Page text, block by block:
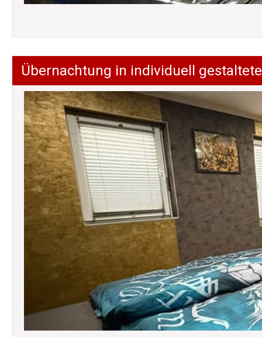
Übernachtung in individuell